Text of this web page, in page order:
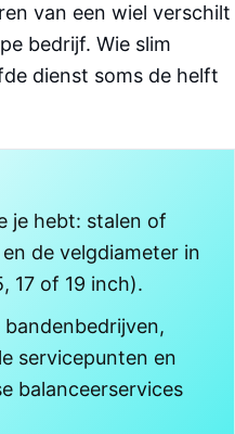
van een wiel verschilt
bedrijf. Wie slim
dienst soms de helft
je hebt: stalen of
de velgdiameter in
17 of 19 inch).
servicepunten en
balanceerservices